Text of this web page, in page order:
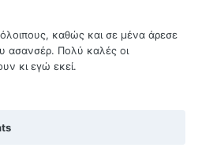
καθώς και σε μένα άρεσε
ασανσέρ. Πολύ καλές οι
κι εγώ εκεί.